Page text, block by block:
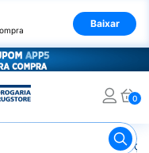
Baixar
0
para Alergias e